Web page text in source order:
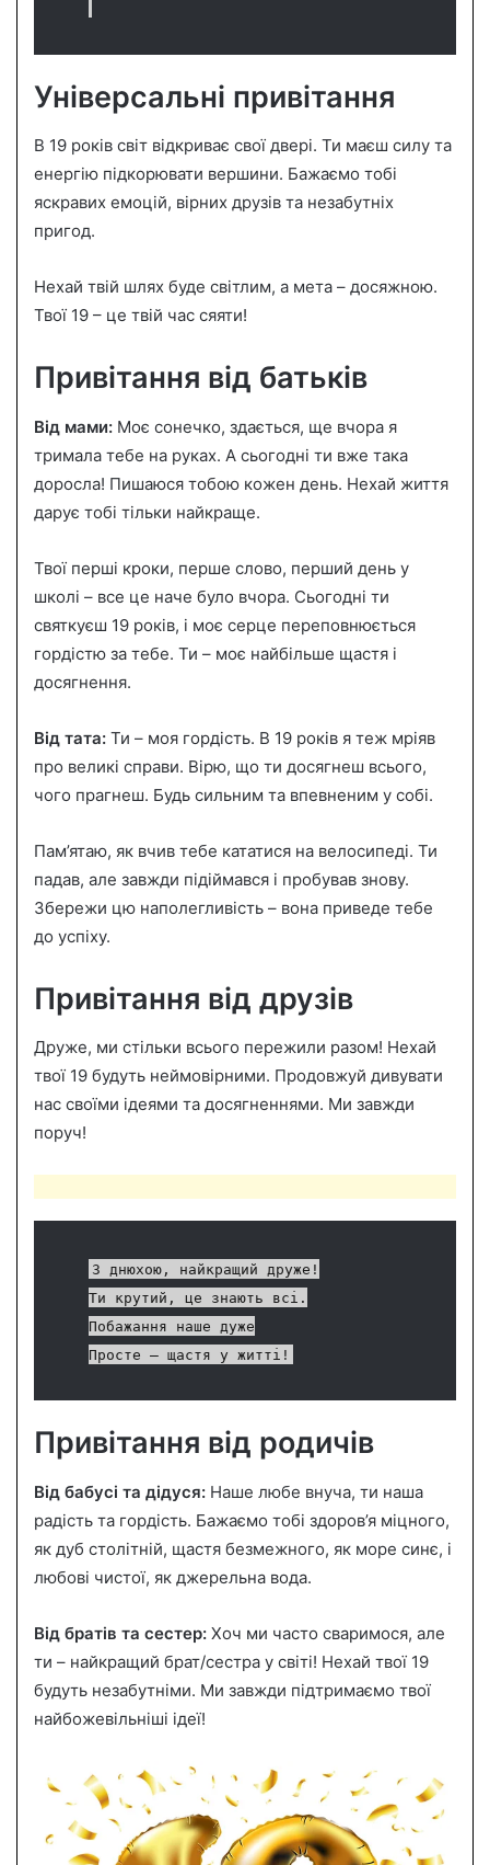
Універсальні привітання
В 19 років світ відкриває свої двері. Ти маєш силу та
енергію підкорювати вершини. Бажаємо тобі
яскравих емоцій, вірних друзів та незабутніх
пригод.
Нехай твій шлях буде світлим, а мета – досяжною.
Твої 19 – це твій час сяяти!
Привітання від батьків
Від мами: Моє сонечко, здається, ще вчора я
тримала тебе на руках. А сьогодні ти вже така
доросла! Пишаюся тобою кожен день. Нехай життя
дарує тобі тільки найкраще.
Твої перші кроки, перше слово, перший день у
школі – все це наче було вчора. Сьогодні ти
святкуєш 19 років, і моє серце переповнюється
гордістю за тебе. Ти – моє найбільше щастя і
досягнення.
Від тата: Ти – моя гордість. В 19 років я теж мріяв
про великі справи. Вірю, що ти досягнеш всього,
чого прагнеш. Будь сильним та впевненим у собі.
Пам’ятаю, як вчив тебе кататися на велосипеді. Ти
падав, але завжди підіймався і пробував знову.
Збережи цю наполегливість – вона приведе тебе
до успіху.
Привітання від друзів
Друже, ми стільки всього пережили разом! Нехай
твої 19 будуть неймовірними. Продовжуй дивувати
нас своїми ідеями та досягненнями. Ми завжди
поруч!
З днюхою, найкращий друже!
Ти крутий, це знають всі.
Побажання наше дуже
Просте – щастя у житті!
Привітання від родичів
Від бабусі та дідуся: Наше любе внуча, ти наша
радість та гордість. Бажаємо тобі здоров’я міцного,
як дуб столітній, щастя безмежного, як море синє, і
любові чистої, як джерельна вода.
Від братів та сестер: Хоч ми часто сваримося, але
ти – найкращий брат/сестра у світі! Нехай твої 19
будуть незабутніми. Ми завжди підтримаємо твої
найбожевільніші ідеї!